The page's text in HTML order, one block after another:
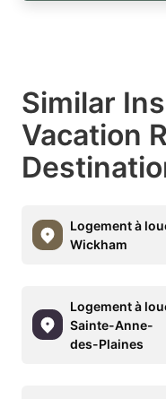
Similar
Vacation
Logement à
Wickham
Logement à
Sainte-Anne-
des-Plaines